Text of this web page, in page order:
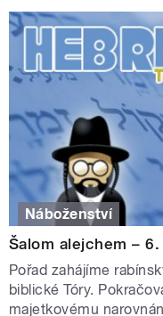
Náboženství
Šalom alejchem – 6.
Pořad zahájíme
biblické Tóry.
majetkovému